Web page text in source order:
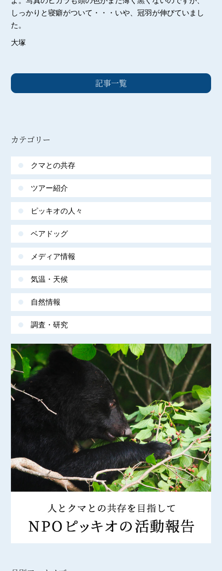
しっかりと寝癖がついて・・・いや、冠羽が伸びていまし
た。
大塚
記事一覧
カテゴリー
クマとの共存
ツアー紹介
ピッキオの人々
ベアドッグ
メディア情報
気温・天候
自然情報
調査・研究